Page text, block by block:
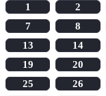
1
2
7
8
13
14
19
20
25
26